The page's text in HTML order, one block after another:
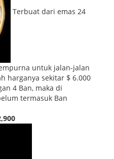
Terbuat dari emas 24
untuk jalan-jalan
harganya sekitar $ 6.000
4 Ban, maka di
termasuk Ban